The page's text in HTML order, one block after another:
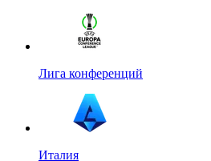
Лига конференций
Италия